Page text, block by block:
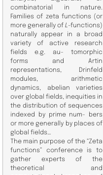
combinatorial in nature.
Families of zeta functions (or
more generally of L -functions)
naturally appear in a broad
variety of active research
fields e.g. au- tomorphic
forms and Artin
representations, Drinfeld
modules, arithmetic
dynamics, abelian varieties
over global fields, inequities in
the distribution of sequences
indexed by prime num- bers
or more generally by places of
global fields…
The main purpose of the “Zeta
functions” conference is to
gather experts of the
theoretical and